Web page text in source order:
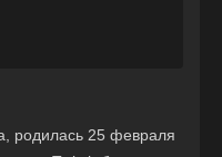
родилась 25 февраля